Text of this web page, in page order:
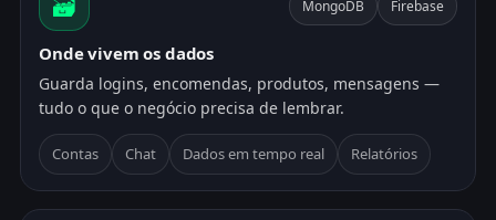
MongoDB Firebase
Onde vivem os dados
Guarda logins, encomendas, produtos, mensagens —
tudo o que o negócio precisa de lembrar.
Contas Chat Dados em tempo real Relatórios